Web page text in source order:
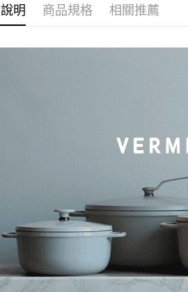
明 商品規格 相關推薦